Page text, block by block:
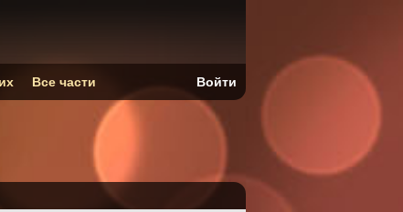
Все части Войти